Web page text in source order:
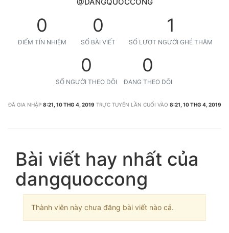
0
ĐIỂM TÍN NHIỆM
0
SỐ BÀI VIẾT
1
SỐ LƯỢT NGƯỜI GHÉ THĂM
0
SỐ NGƯỜI THEO DÕI
0
ĐANG THEO DÕI
ĐÃ GIA NHẬP 8:21, 10 THG 4, 2019 TRỰC TUYẾN LẦN CUỐI VÀO 8:21, 10 THG 4, 2019
Bài viết hay nhất của
dangquoccong
Thành viên này chưa đăng bài viết nào cả.